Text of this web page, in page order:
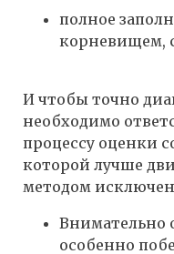
полное
корневищем,
И чтобы точно
необходимо
процессу оценки
которой лучше
методом
Внимательно
особенно